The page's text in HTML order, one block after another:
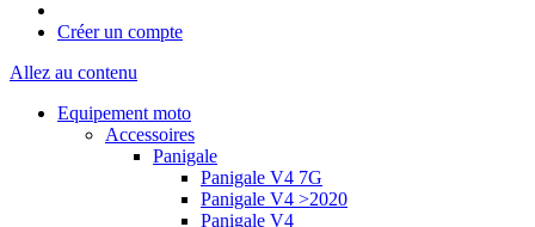
Créer un compte
Allez au contenu
Equipement moto
Accessoires
Panigale
Panigale V4 7G
Panigale V4 >2020
Panigale V4